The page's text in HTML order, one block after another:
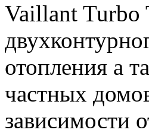
Vaillant Turbo
отопления а
частных
зависимости